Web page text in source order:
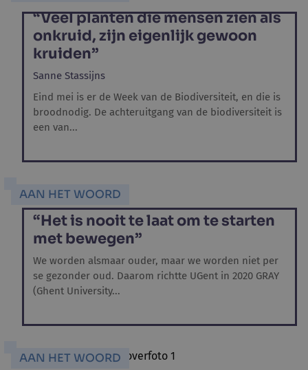
“Veel planten die mensen zien als
onkruid, zijn eigenlijk gewoon
kruiden”
Sanne Stassijns
Eind mei is er de Week van de Biodiversiteit, en die is
broodnodig. De achteruitgang van de biodiversiteit is
een van...
AAN HET WOORD
“Het is nooit te laat om te starten
met bewegen”
We worden alsmaar ouder, maar we worden niet per
se gezonder oud. Daarom richtte UGent in 2020 GRAY
(Ghent University...
AAN HET WOORD